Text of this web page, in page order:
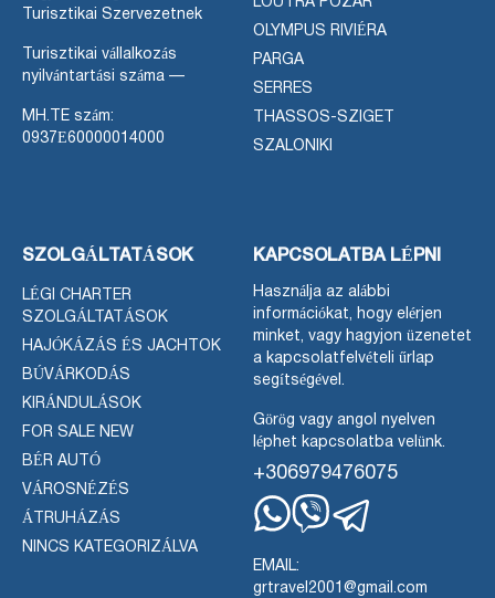
Turisztikai Szervezetnek
Turisztikai vállalkozás
nyilvántartási száma —
MH.TE szám:
0937Ε60000014000
OLYMPUS RIVIÉRA
PARGA
SERRES
THASSOS-SZIGET
SZALONIKI
SZOLGÁLTATÁSOK
LÉGI CHARTER
SZOLGÁLTATÁSOK
HAJÓKÁZÁS ÉS JACHTOK
BÚVÁRKODÁS
KIRÁNDULÁSOK
FOR SALE NEW
BÉR AUTÓ
VÁROSNÉZÉS
ÁTRUHÁZÁS
NINCS KATEGORIZÁLVA
KAPCSOLATBA LÉPNI
Használja az alábbi
információkat, hogy elérjen
minket, vagy hagyjon üzenetet
a kapcsolatfelvételi űrlap
segítségével.
Görög vagy angol nyelven
léphet kapcsolatba velünk.
+306979476075
EMAIL:
grtravel2001@gmail.com